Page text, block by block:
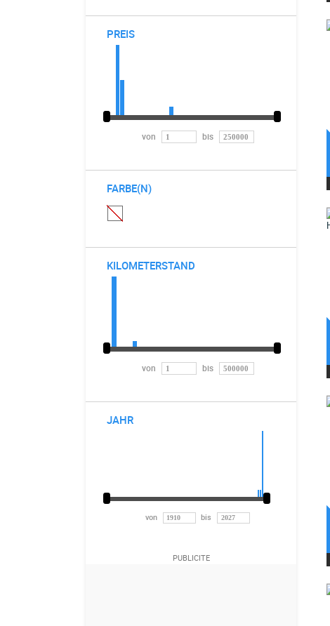
PREIS
von bis
FARBE(N)
KILOMETERSTAND
von bis
JAHR